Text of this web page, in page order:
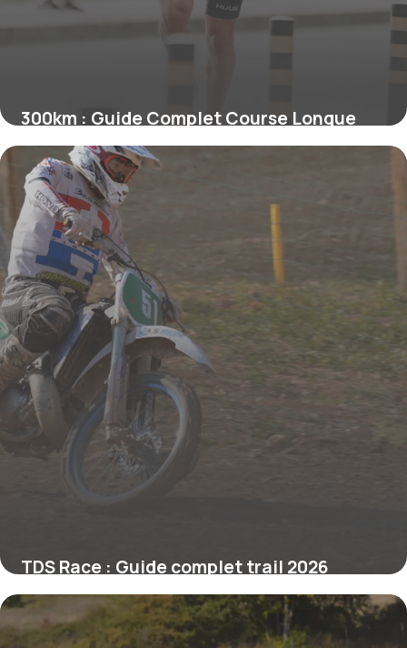
300km : Guide Complet Course Longue
Distance
30 mai 2026
TDS Race : Guide complet trail 2026
29 mai 2026